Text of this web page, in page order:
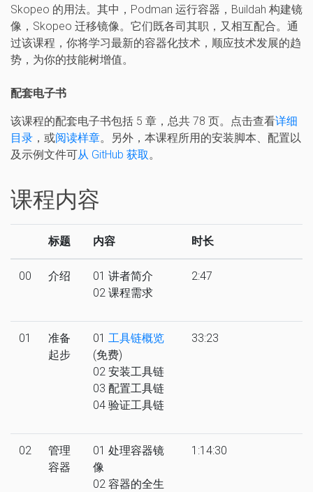
Skopeo 的用法。其中，Podman 运行容器，Buildah 构建镜
像，Skopeo 迁移镜像。它们既各司其职，又相互配合。通
过该课程，你将学习最新的容器化技术，顺应技术发展的趋
势，为你的技能树增值。
配套电子书
该课程的配套电子书包括 5 章，总共 78 页。点击查看详细
目录 ，或阅读样章。另外，本课程所用的安装脚本、配置以
及示例文件可从 GitHub 获取 。
课程内容
标题 内容 时长
00 介绍
01 讲者简介
02 课程需求
2:47
01
准备
起步
01 工具链概览
(免费)
02 安装工具链
03 配置工具链
04 验证工具链
33:23
02
管理
容器
01 处理容器镜
像
02 容器的全生
1:14:30